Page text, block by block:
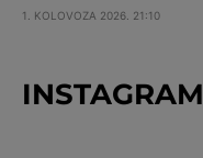
1. KOLOVOZA 2026. 21:10
INSTAGRAM